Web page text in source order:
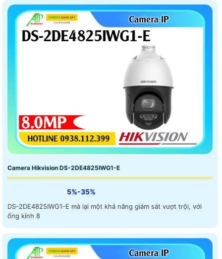
Camera Hikvision DS-2DE4825IWG1-E
5%-35%
DS-2DE4825IWG1-E mà lại một khả năng giám sát vượt trội, với
ống kính 8